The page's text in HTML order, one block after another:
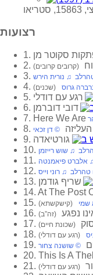
רצועות
סקוטר מן
(קרובים קרובים)
♫ נורית הירש
גרוס (שכנים)
5. רגע עם דודלי
6. דובי דוברמן
7. Here We Are
העליזה ‏ © דן זכאי
♫ שוש רייזמן
אלברט פיאמנטה
טהרלב‏ ♫ רוני וייס
13. שריף גודמן
14. At The Post
שמי (קישקשתא)
נפגע (זה”ב)
(שכונת חיים)
(רגע עם דודלי)
‏ © שושנה צחור
20. This Is A
(רגע עם דודלי)